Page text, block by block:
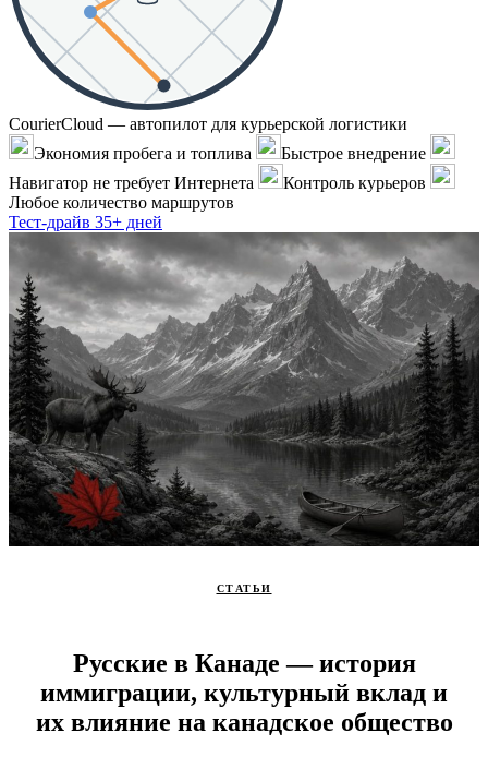
CourierCloud — автопилот для курьерской логистики
Экономия пробега и топлива
Быстрое внедрение
Навигатор не требует Интернета
Контроль курьеров
Любое количество маршрутов
Тест-драйв 35+ дней
СТАТЬИ
Русские в Канаде — история
иммиграции, культурный вклад и
их влияние на канадское общество